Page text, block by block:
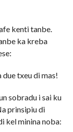
kenti tanbe.
ka kreba
txeu di mas!
sobradu i sai ku
prinsipiu di
kel minina noba: